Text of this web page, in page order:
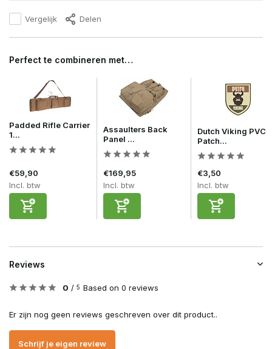
Vergelijk Delen
Perfect te combineren met…
Padded Rifle Carrier
1...
€59,90
Incl. btw
Assaulters Back
Panel ...
€169,95
Incl. btw
Dutch Viking PVC
Patch...
€3,50
Incl. btw
Reviews
0 / 5 Based on 0 reviews
Er zijn nog geen reviews geschreven over dit product..
Schrijf je eigen review